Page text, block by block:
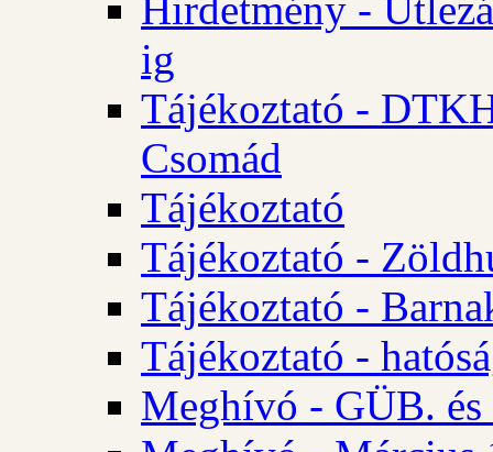
Hirdetmény -
ig
Tájékoztató -
Csomád
Tájékoztató
Tájékoztató -
Tájékoztató -
Tájékoztató -
Meghívó - GÜB.